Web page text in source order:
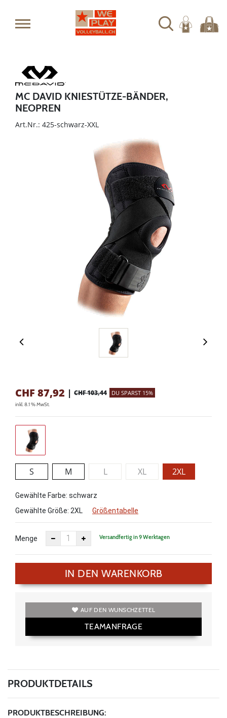
MC DAVID KNIESTÜTZE-BÄNDER,
NEOPREN
Art.Nr.: 425-schwarz-XXL
CHF 87,92 | CHF 103,44 DU SPARST 15%
inkl. 8.1 % MwSt.
S M L XL 2XL
Gewählte Farbe: schwarz
Gewählte Größe: 2XL Größentabelle
Menge Versandfertig in 9 Werktagen
IN DEN WARENKORB
AUF DEN WUNSCHZETTEL
TEAMANFRAGE
PRODUKTDETAILS
PRODUKTBESCHREIBUNG: